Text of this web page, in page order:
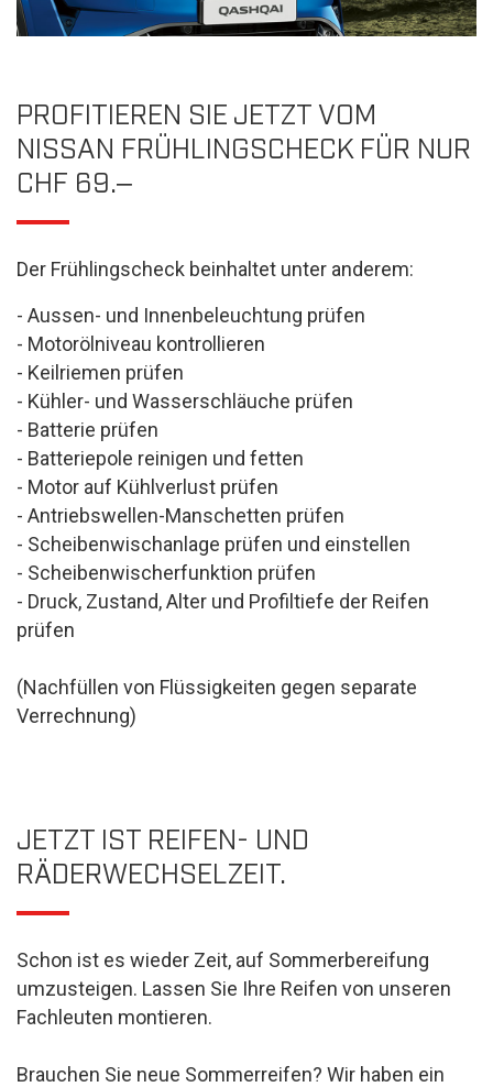
PROFITIEREN SIE JETZT VOM
NISSAN FRÜHLINGSCHECK FÜR NUR
CHF 69.‒
Der Frühlingscheck beinhaltet unter anderem:
- Aussen- und Innenbeleuchtung prüfen
- Motorölniveau kontrollieren
- Keilriemen prüfen
- Kühler- und Wasserschläuche prüfen
- Batterie prüfen
- Batteriepole reinigen und fetten
- Motor auf Kühlverlust prüfen
- Antriebswellen-Manschetten prüfen
- Scheibenwischanlage prüfen und einstellen
- Scheibenwischerfunktion prüfen
- Druck, Zustand, Alter und Profiltiefe der Reifen
prüfen
(Nachfüllen von Flüssigkeiten gegen separate
Verrechnung)
JETZT IST REIFEN- UND
RÄDERWECHSELZEIT.
Schon ist es wieder Zeit, auf Sommerbereifung
umzusteigen. Lassen Sie Ihre Reifen von unseren
Fachleuten montieren.
Brauchen Sie neue Sommerreifen? Wir haben ein